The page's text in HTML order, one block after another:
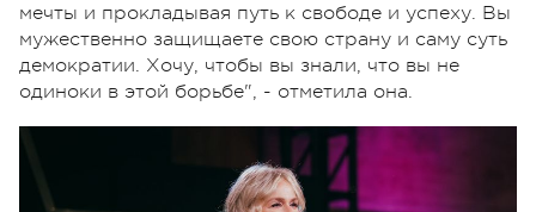
мечты и прокладывая путь к свободе и успеху. Вы
мужественно защищаете свою страну и саму суть
демократии. Хочу, чтобы вы знали, что вы не
одиноки в этой борьбе", - отметила она.